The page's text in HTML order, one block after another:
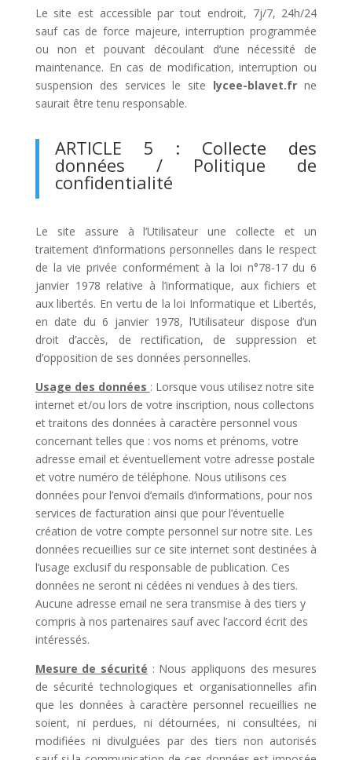
Le site est accessible par tout endroit, 7j/7, 24h/24
sauf cas de force majeure, interruption programmée
ou non et pouvant découlant d’une nécessité de
maintenance. En cas de modification, interruption ou
suspension des services le site lycee-blavet.fr ne
saurait être tenu responsable.
ARTICLE 5 : Collecte des
données / Politique de
confidentialité
Le site assure à l’Utilisateur une collecte et un
traitement d’informations personnelles dans le respect
de la vie privée conformément à la loi n°78-17 du 6
janvier 1978 relative à l’informatique, aux fichiers et
aux libertés. En vertu de la loi Informatique et Libertés,
en date du 6 janvier 1978, l’Utilisateur dispose d’un
droit d’accès, de rectification, de suppression et
d’opposition de ses données personnelles.
Usage des données : Lorsque vous utilisez notre site
internet et/ou lors de votre inscription, nous collectons
et traitons des données à caractère personnel vous
concernant telles que : vos noms et prénoms, votre
adresse email et éventuellement votre adresse postale
et votre numéro de téléphone. Nous utilisons ces
données pour l’envoi d’emails d’informations, pour nos
services de facturation ainsi que pour l’éventuelle
création de votre compte personnel sur notre site. Les
données recueillies sur ce site internet sont destinées à
l’usage exclusif du responsable de publication. Ces
données ne seront ni cédées ni vendues à des tiers.
Aucune adresse email ne sera transmise à des tiers y
compris à nos partenaires sauf avec l’accord écrit des
intéressés.
Mesure de sécurité : Nous appliquons des mesures
de sécurité technologiques et organisationnelles afin
que les données à caractère personnel recueillies ne
soient, ni perdues, ni détournées, ni consultées, ni
modifiées ni divulguées par des tiers non autorisés